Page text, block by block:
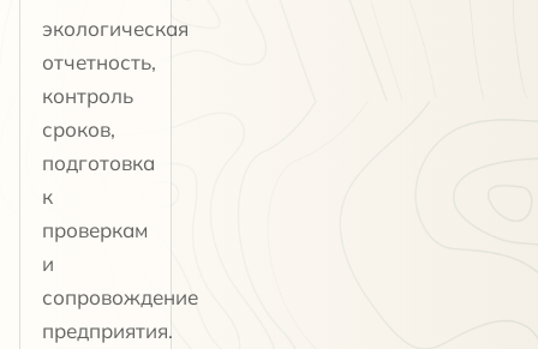
экологическая
отчетность,
контроль
сроков,
подготовка
к
проверкам
и
сопровождение
предприятия.